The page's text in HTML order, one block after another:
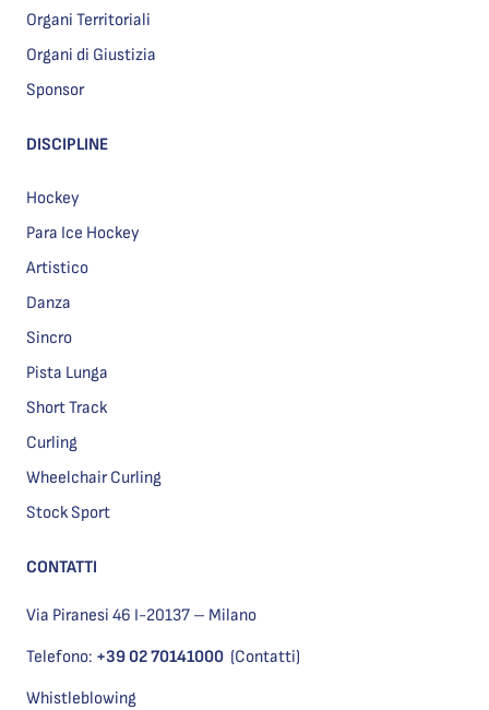
Organi Territoriali
Organi di Giustizia
Sponsor
DISCIPLINE
Hockey
Para Ice Hockey
Artistico
Danza
Sincro
Pista Lunga
Short Track
Curling
Wheelchair Curling
Stock Sport
CONTATTI
Via Piranesi 46 I-20137 – Milano
Telefono: +39 02 70141000 (Contatti)
Whistleblowing